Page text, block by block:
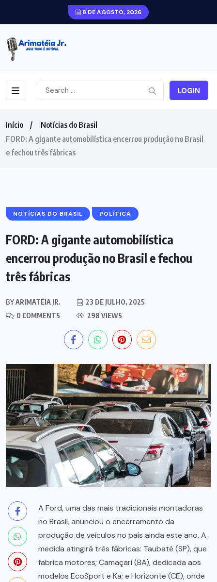
8 DE AGOSTO, 2026
LOGIN
Início
Notícias do Brasil
FORD: A gigante automobilística encerrou produção no Brasil
e fechou três fábricas
NOTÍCIAS DO BRASIL POLÍTICA
FORD: A gigante automobilística
encerrou produção no Brasil e fechou
três fábricas
BYARIMATÉIA JR.
23 DE JULHO, 2025
0 COMMENTS
298 VIEWS
A Ford, uma das mais tradicionais montadoras
no Brasil, anunciou o encerramento da
produção de veículos no país ainda este ano. A
medida atingirá três fábricas: Taubaté (SP), que
fabrica motores; Camaçari (BA), dedicada aos
modelos EcoSport e Ka; e Horizonte (CE), onde